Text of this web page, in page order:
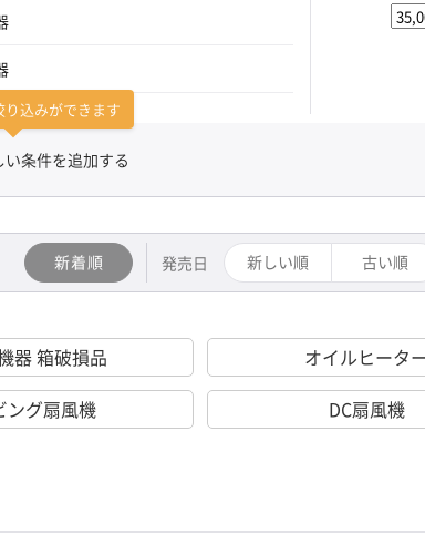
電その他
り込みができます
い条件を追加する
新着順 発売日 新しい順 古い順
器 箱破損品 オイルヒータ
ング扇風機
DC扇風機